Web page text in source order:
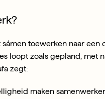
toewerken naar een
loopt zoals gepland, met
zegt:
maken